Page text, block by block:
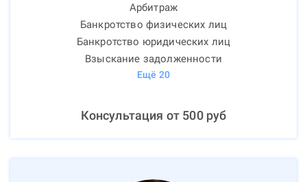
Арбитраж
Банкротство физических лиц
Банкротство юридических лиц
Взыскание задолженности
Ещё 20
Консультация от 500руб